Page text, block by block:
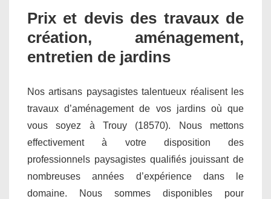
Prix et devis des travaux de
création, aménagement,
entretien de jardins
Nos artisans paysagistes talentueux réalisent les
travaux d’aménagement de vos jardins où que
vous soyez à Trouy (18570). Nous mettons
effectivement à votre disposition des
professionnels paysagistes qualifiés jouissant de
nombreuses années d’expérience dans le
domaine. Nous sommes disponibles pour